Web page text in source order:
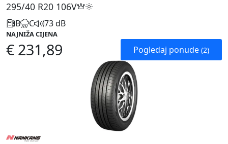
295/40 R20 106V
B C 73 dB
NAJNIŽA CIJENA
€ 231,89 Pogledaj ponude (2)